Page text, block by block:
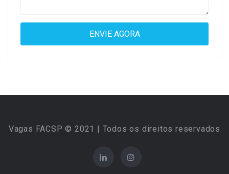
Vagas FACSP © 2021 | Todos os direitos reservados